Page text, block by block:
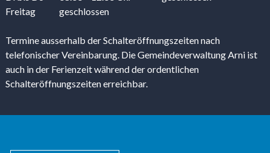
Freitag
geschlossen
Termine ausserhalb der Schalteröffnungszeiten nach
telefonischer Vereinbarung. Die Gemeindeverwaltung Arni ist
auch in der Ferienzeit während der ordentlichen
Schalteröffnungszeiten erreichbar.